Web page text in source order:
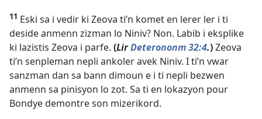
11 Eski sa i vedir ki Zeova ti’n komet en lerer ler i ti
deside anmenn zizman lo Niniv? Non. Labib i eksplike
ki lazistis Zeova i parfe. (LirDeterononm 32:4.)Zeova
ti’n senpleman nepli ankoler avek Niniv. I ti’n vwar
sanzman dan sa bann dimoun e i ti nepli bezwen
anmenn sa pinisyon lo zot. Sa ti en lokazyon pour
Bondye demontre son mizerikord.